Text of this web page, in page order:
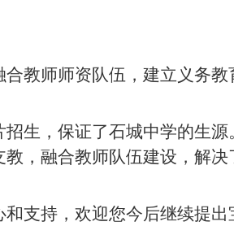
合教师师资队伍，建立义务教
生，保证了石城中学的生
，融合教师队伍建设，解
支持，欢迎您今后继续提